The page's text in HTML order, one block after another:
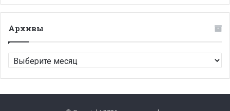
Архивы
Архивы